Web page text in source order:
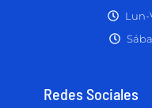
Lun-
Redes Sociales